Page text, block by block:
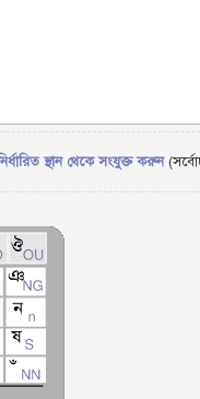
স্থান থেকে সংযুক্ত করুন